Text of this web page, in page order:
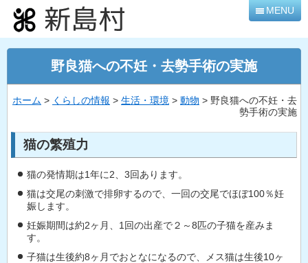
本
文
へ
移
MENU
野良猫への不妊・去勢手術の実施
ホーム > くらしの情報 > 生活・環境 > 動物 > 野良猫への不妊・去
勢手術の実施
猫の繁殖力
猫の発情期は1年に2、3回あります。
猫は交尾の刺激で排卵するので、一回の交尾でほぼ100％妊
娠します。
妊娠期間は約2ヶ月、1回の出産で２～8匹の子猫を産みま
す。
子猫は生後約8ヶ月でおとなになるので、メス猫は生後10ヶ